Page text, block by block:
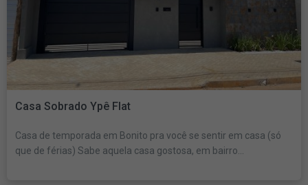
Casa Sobrado Ypê Flat
Casa de temporada em Bonito pra você se sentir em casa (só
que de férias) Sabe aquela casa gostosa, em bairro...